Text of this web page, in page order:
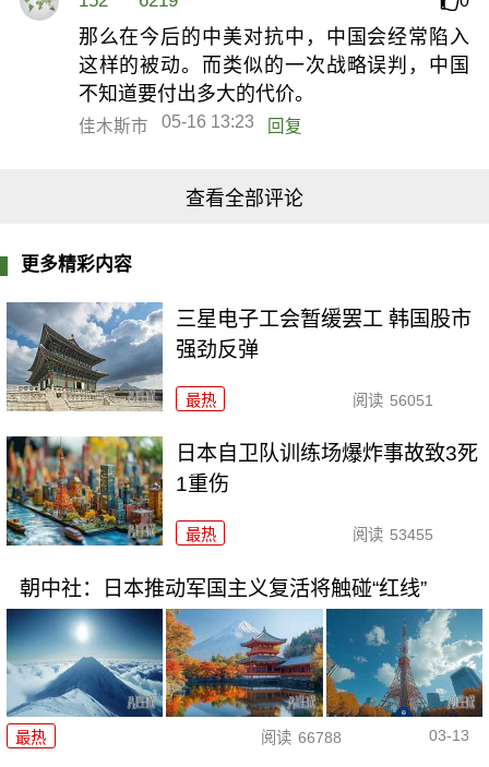
那么在今后的中美对抗中，中国会经常陷入
这样的被动。而类似的一次战略误判，中国
不知道要付出多大的代价。
佳木斯市 05-16 13:23 回复
查看全部评论
更多精彩内容
三星电子工会暂缓罢工 韩国股市
强劲反弹
最热 阅读 56051
日本自卫队训练场爆炸事故致3死
1重伤
最热 阅读 53455
朝中社：日本推动军国主义复活将触碰“红线”
最热 阅读 66788 03-13